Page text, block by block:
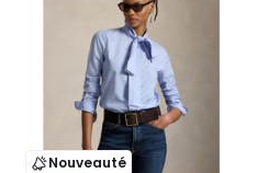
Nouveauté